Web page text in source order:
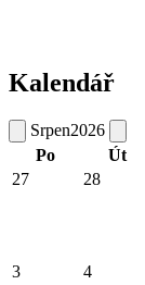
Kalendář
Srpen2026
Po
Út
27
28
3 4